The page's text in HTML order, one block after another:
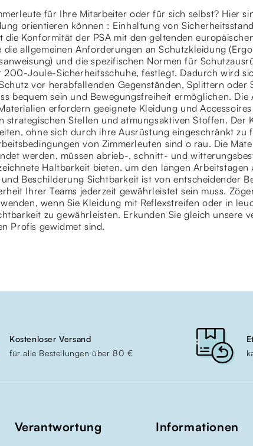
für Ihre Mitarbeiter oder für sich selbst? Hier
orientieren können : Einhaltung von
Konformität der PSA mit den geltenden
die allgemeinen Anforderungen an Schutzkleidung
und die spezifischen Normen für
200-Joule-Sicherheitsschuhe, festlegt. Dadurch wird
vor herabfallenden Gegenständen, Splittern oder
bequem sein und Bewegungsfreiheit ermöglichen.
erfordern geeignete Kleidung und
strategischen Stellen und atmungsaktiven Stoffen. Der
ohne sich durch ihre Ausrüstung eingeschränkt zu
von Zimmerleuten sind o rau. Die
werden, müssen abrieb-, schnitt- und
Haltbarkeit bieten, um den langen Arbeitstagen
Beschilderung Sichtbarkeit ist von entscheidender
Ihrer Teams jederzeit gewährleistet sein muss.
wenn Sie Kleidung mit Reflexstreifen oder in
zu gewährleisten. Erkunden Sie gleich unsere
Profis gewidmet sind.
Kostenloser Versand
für alle Bestellungen über 80 €
Verantwortung Informationen